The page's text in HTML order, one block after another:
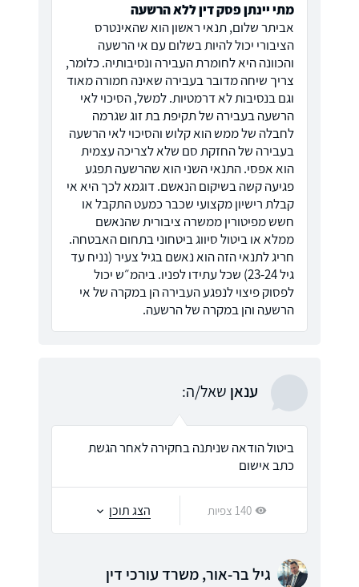
מתי יינתן פסק דין ללא הרשעה
אביתר שלום, תנאי ראשון הוא שהאינטרס
הציבורי יכול להיות בשלום עם אי הרשעה
והכוונה היא לחומרת העבירה ונסיבותיה. כלומר,
צריך שיחה מדובר בעבירה שאינה חמורה מאוד
וגם בנסיבות לא דרמטיות. למשל, הסיכוי לאי
הרשעה בעבירה של תקיפת בת זוג שגרמה
לחבלה של ממש הוא קלוש והסיכוי לאי הרשעה
בעבירה של החזקת סם שלא לצריכה עצמית
הוא אפסי. התנאי השני הוא שהרשעה תפגע
פגיעה קשה בשיקום הנאשם. דוגמא לכך היא אי
קבלת רישיון מקצועי שכבר כמעט התקבל או
חשש מפיטורין ממשרה ציבורית שהנאשם
ממלא או ביטול סיווג ביטחוני בתחום האבטחה.
חריג לתנאי הזה הוא נאשם בגיל צעיר (נניח עד
גיל 23-24) שכל עתידו לפניו. ביהמ״ש יכול
לפסוק פיצוי לנפגע העבירה הן במקרה של אי
הרשעה והן במקרה של הרשעה.
ענאן שאל/ה:
ביטול הודאה שניתנה בחקירה לאחר הגשת
כתב אישום
140 צפיות הצג תוכן
גיל בר-אור, משרד עורכי דין